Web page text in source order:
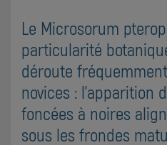
Le Microsorum
particularité
déroute
novices : l'apparition
foncées à noires
sous les frondes